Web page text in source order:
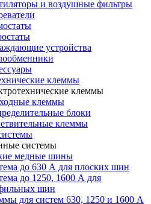
и воздушные фильтры
устройства
клеммы
клеммы
клеммы
блоки
клеммы
системы
медные шины
до 630 А для плоских шин
до 1250, 1600 А для
шин
для систем 630, 1250 и 1600 А